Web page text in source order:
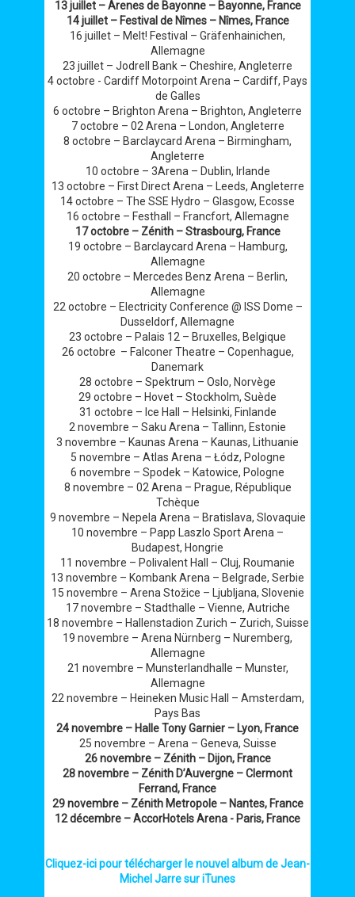
13 juillet – Arenes de Bayonne – Bayonne, France
14 juillet – Festival de Nîmes – Nîmes, France
16 juillet – Melt! Festival – Gräfenhainichen,
Allemagne
23 juillet – Jodrell Bank – Cheshire, Angleterre
4 octobre - Cardiff Motorpoint Arena – Cardiff, Pays
de Galles
6 octobre – Brighton Arena – Brighton, Angleterre
7 octobre – 02 Arena – London, Angleterre
8 octobre – Barclaycard Arena – Birmingham,
Angleterre
10 octobre – 3Arena – Dublin, Irlande
13 octobre – First Direct Arena – Leeds, Angleterre
14 octobre – The SSE Hydro – Glasgow, Ecosse
16 octobre – Festhall – Francfort, Allemagne
17 octobre – Zénith – Strasbourg, France
19 octobre – Barclaycard Arena – Hamburg,
Allemagne
20 octobre – Mercedes Benz Arena – Berlin,
Allemagne
22 octobre – Electricity Conference @ ISS Dome –
Dusseldorf, Allemagne
23 octobre – Palais 12 – Bruxelles, Belgique
26 octobre – Falconer Theatre – Copenhague,
Danemark
28 octobre – Spektrum – Oslo, Norvège
29 octobre – Hovet – Stockholm, Suède
31 octobre – Ice Hall – Helsinki, Finlande
2 novembre – Saku Arena – Tallinn, Estonie
3 novembre – Kaunas Arena – Kaunas, Lithuanie
5 novembre – Atlas Arena – Łódz, Pologne
6 novembre – Spodek – Katowice, Pologne
8 novembre – 02 Arena – Prague, République
Tchèque
9 novembre – Nepela Arena – Bratislava, Slovaquie
10 novembre – Papp Laszlo Sport Arena –
Budapest, Hongrie
11 novembre – Polivalent Hall – Cluj, Roumanie
13 novembre – Kombank Arena – Belgrade, Serbie
15 novembre – Arena Stožice – Ljubljana, Slovenie
17 novembre – Stadthalle – Vienne, Autriche
18 novembre – Hallenstadion Zurich – Zurich, Suisse
19 novembre – Arena Nürnberg – Nuremberg,
Allemagne
21 novembre – Munsterlandhalle – Munster,
Allemagne
22 novembre – Heineken Music Hall – Amsterdam,
Pays Bas
24 novembre – Halle Tony Garnier – Lyon, France
25 novembre – Arena – Geneva, Suisse
26 novembre – Zénith – Dijon, France
28 novembre – Zénith D’Auvergne – Clermont
Ferrand, France
29 novembre – Zénith Metropole – Nantes, France
12 décembre – AccorHotels Arena - Paris, France
Cliquez-ici pour télécharger le nouvel album de Jean-
Michel Jarre sur iTunes